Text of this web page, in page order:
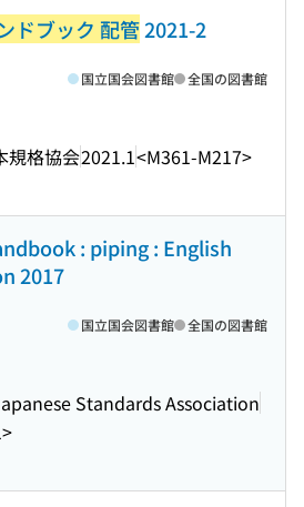
ドブック 配管2021-2
規格協会2021.1<M361-M217>
国立国会図書館 全国の図書館
: piping : English
2017
Standards Association
国立国会図書館 全国の図書館